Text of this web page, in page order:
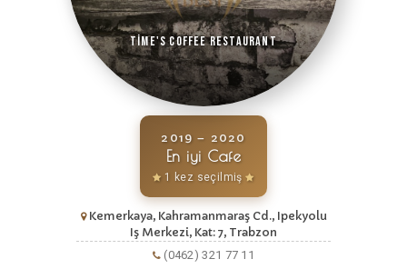
Time's Coffee Restaurant
2019 – 2020
En iyi Cafe
1 kez seçilmiş
Kemerkaya, Kahramanmaraş Cd., Ipekyolu
Iş Merkezi, Kat: 7, Trabzon
(0462) 321 77 11